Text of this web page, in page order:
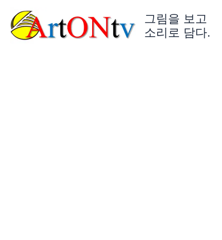
그림을 보고
소리로 담다.